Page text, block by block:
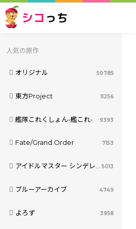
シコ っち
人気の原作
オリジナル 50785
東方Project 11256
艦隊これくしょん-艦これ- 9393
Fate/Grand Order 7153
アイドルマスター シンデレラガールズ 5013
ブルーアーカイブ 4749
よろず 3958